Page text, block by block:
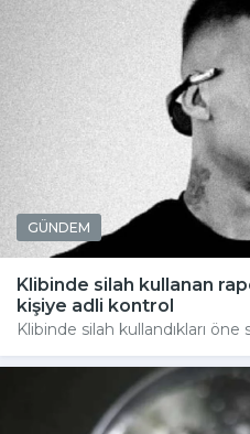
GÜNDEM
Klibinde silah kullanan
kişiye adli kontrol
Klibinde silah kullandıkları öne